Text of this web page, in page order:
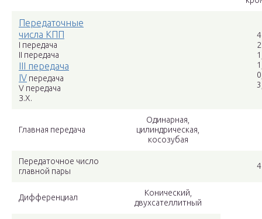
Передаточные
числа КПП
I передача
II передача
III передача
IV передача
V передача
З.Х.
Главная передача
Одинарная,
цилиндрическая,
косозубая
Передаточное число
главной пары
Дифференциал
Конический,
двухсателлитный